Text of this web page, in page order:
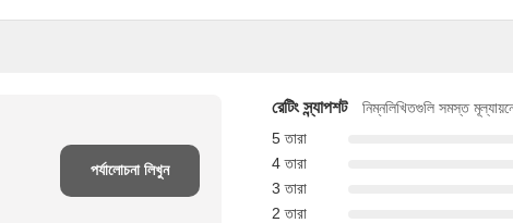
পর্যালোচনা লিখুন
রেটিং স্ন্যাপশট
নিম্নলিখিতগুলি সমস্ত
5 তারা
4 তারা
3 তারা
2 তারা